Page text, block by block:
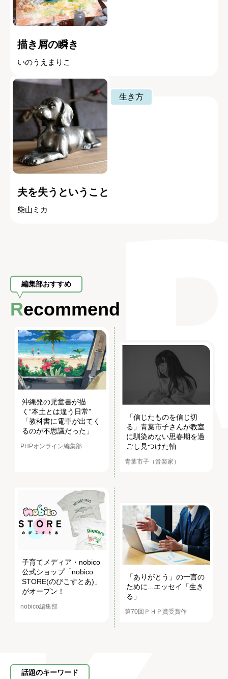
描き屑の瞬き
いのうえまりこ
生き方
夫を失うということ
柴山ミカ
編集部おすすめ
Recommend
沖縄発の児童書が描
く“本土とは違う日常”
「教科書に電車が出てく
るのが不思議だった」
PHPオンライン編集部
「信じたものを信じ切
る」青葉市子さんが教室
に馴染めない思春期を過
ごし見つけた軸
青葉市子（音楽家）
子育てメディア・nobico
公式ショップ「nobico
STORE(のびこすとあ)」
がオープン！
nobico編集部
「ありがとう」の一言の
ために...エッセイ「生き
る」
第70回ＰＨＰ賞受賞作
話題のキーワード